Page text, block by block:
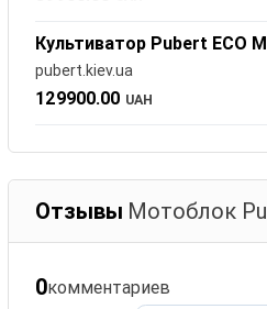
Культиватор Pubert ECO
pubert.kiev.ua
129900.00 UAH
Отзывы Мотоблок
0комментариев